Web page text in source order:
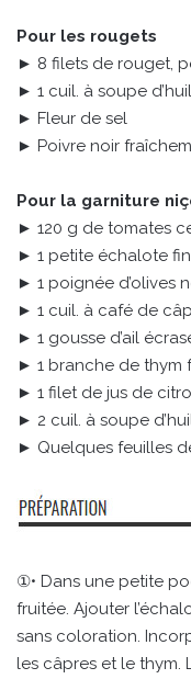
Pour les rougets
► 8 filets de rouget,
► 1 cuil. à soupe
► Fleur de sel
► Poivre noir
Pour la garniture
► 120 g de tomates
► 1 petite échalote
► 1 poignée d’olives
► 1 cuil. à café de
► 1 gousse d’ail
► 1 branche de thym
► 1 filet de jus de
► 2 cuil. à soupe
► Quelques feuilles
①• Dans une petite
fruitée. Ajouter
sans coloration.
les câpres et le thym.